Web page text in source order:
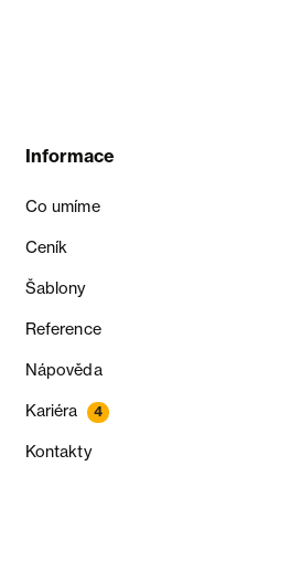
Informace
Co umíme
Ceník
Šablony
Reference
Nápověda
Kariéra 4
Kontakty